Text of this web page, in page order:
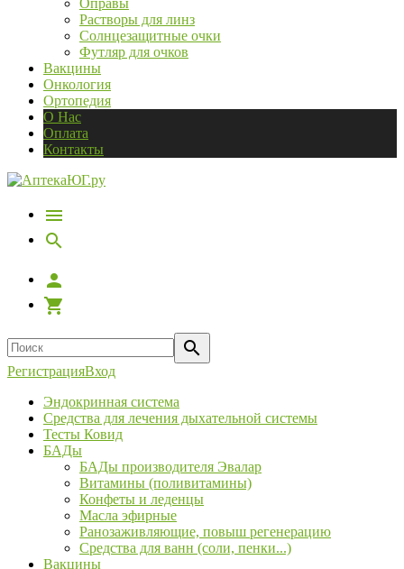
Оправы
Растворы для линз
Солнцезащитные очки
Футляр для очков
Вакцины
Онкология
Ортопедия
О Нас
Оплата
Контакты
РегистрацияВход
Эндокринная система
Средства для лечения дыхательной системы
Тесты Ковид
БАДы
БАДы производителя Эвалар
Витамины (поливитамины)
Конфеты и леденцы
Масла эфирные
Ранозаживляющие, повыш регенерацию
Средства для ванн (соли, пенки...)
Вакцины